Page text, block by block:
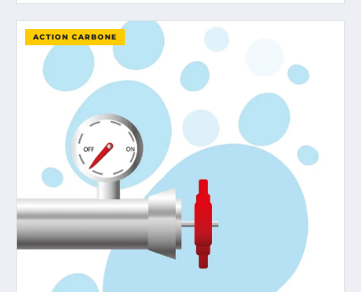
ACTION CARBONE